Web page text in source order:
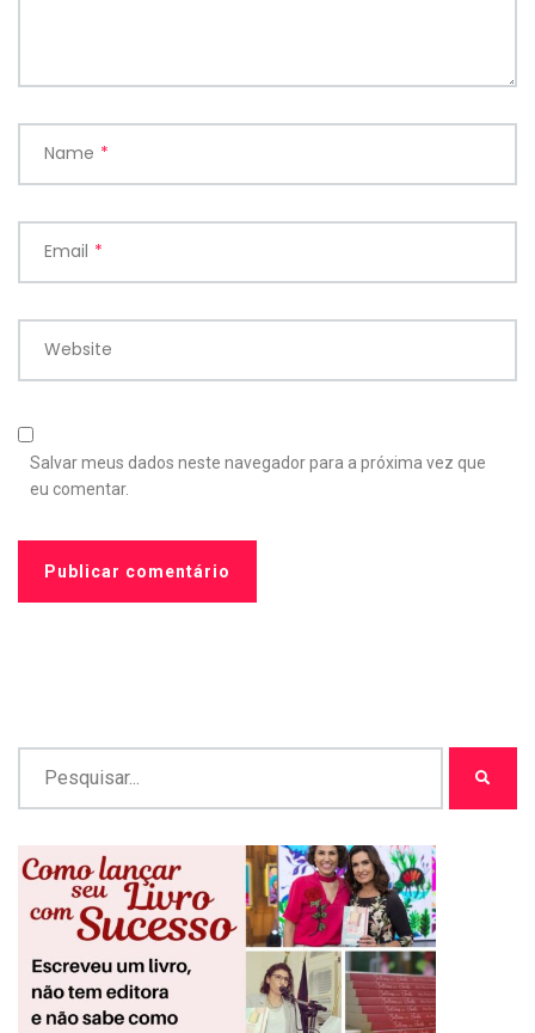
Name *
Email *
Website
Salvar meus dados neste navegador para a próxima vez que
eu comentar.